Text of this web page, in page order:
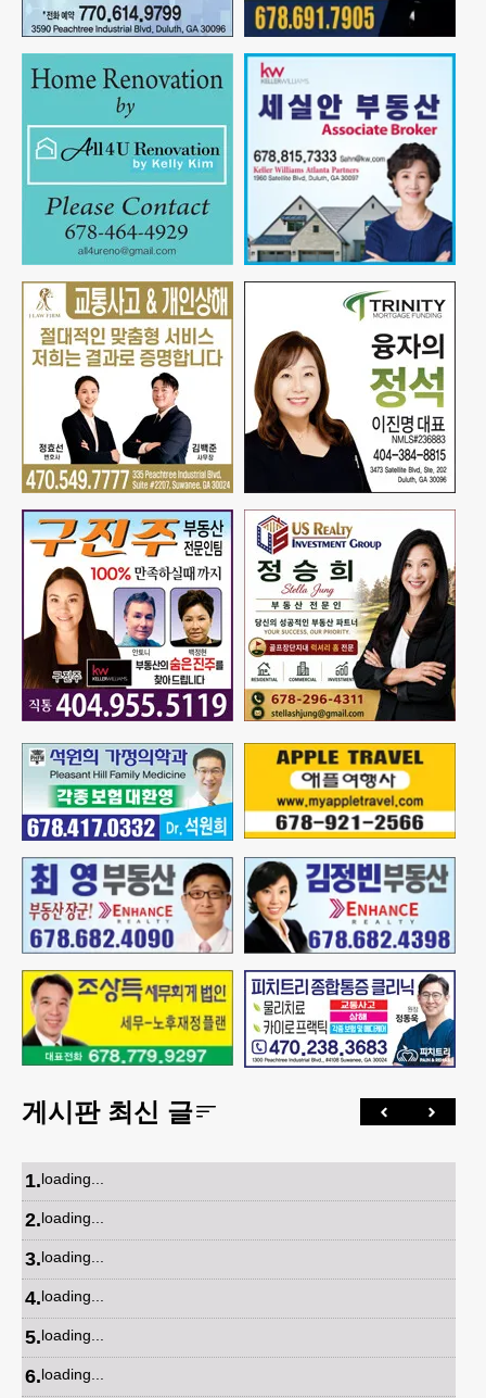
게시판 최신 글
1.loading...
2.loading...
3.loading...
4.loading...
5.loading...
6.loading...